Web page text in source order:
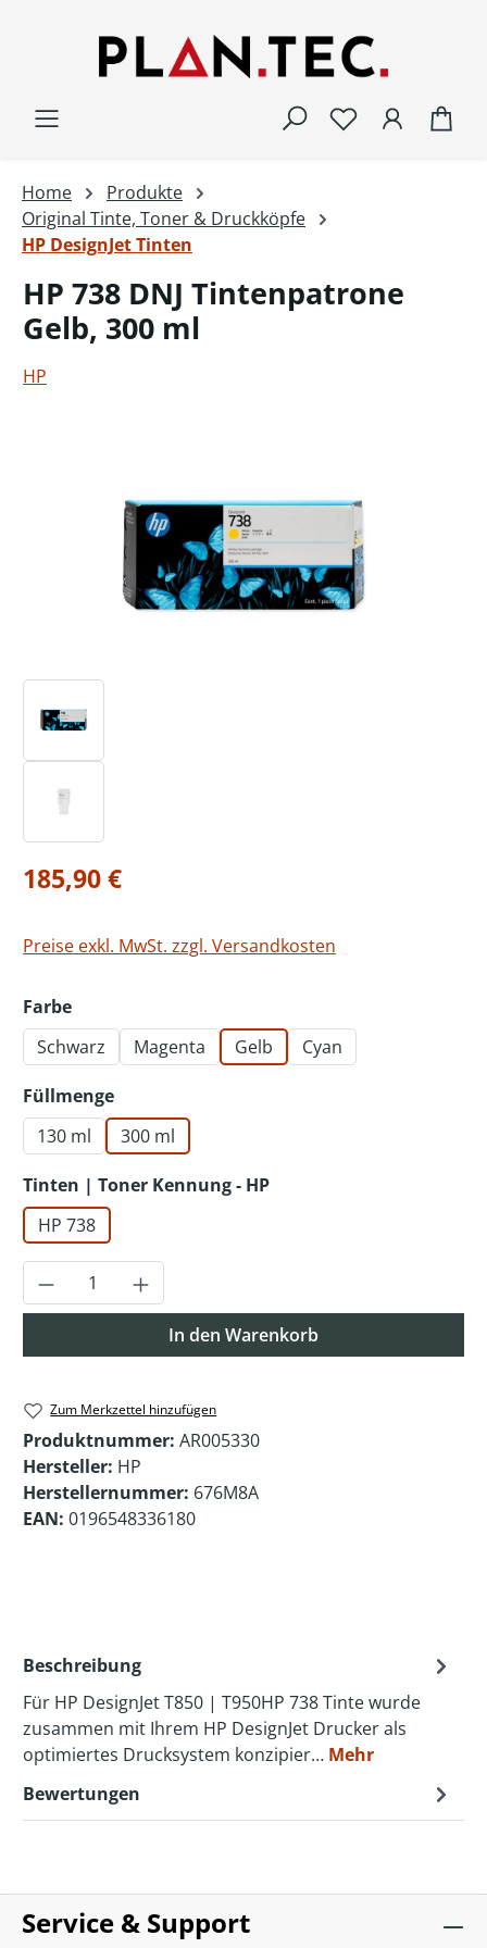
Home
Produkte
Original Tinte, Toner & Druckköpfe
HP DesignJet Tinten
HP 738 DNJ Tintenpatrone
Gelb, 300 ml
HP
Regulärer Preis:
185,90 €
Preise exkl. MwSt. zzgl. Versandkosten
Farbeauswählen
Schwarz
Magenta Gelb Cyan
Füllmengeauswählen
130 ml
300 ml
Tinten | Toner Kennung - HPauswählen
HP 738
Produkt Anzahl: Gib den gewünschten
In den Warenkorb
Zum Merkzettel hinzufügen
Produktnummer: AR005330
Hersteller: HP
Herstellernummer: 676M8A
EAN: 0196548336180
Beschreibung
Für HP DesignJet T850 | T950HP 738 Tinte wurde
zusammen mit Ihrem HP DesignJet Drucker als
optimiertes Drucksystem konzipier… Mehr
Bewertungen
Service & Support